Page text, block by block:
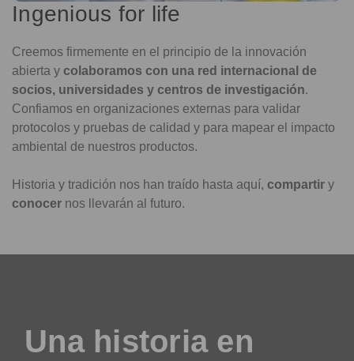
Ingenious for life
Creemos firmemente en el principio de la innovación
abierta y colaboramos con una red internacional de
socios, universidades y centros de investigación.
Confiamos en organizaciones externas para validar
protocolos y pruebas de calidad y para mapear el impacto
ambiental de nuestros productos.
Historia y tradición nos han traído hasta aquí, compartir y
conocer nos llevarán al futuro.
Una historia en